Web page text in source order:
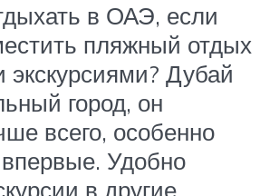
в ОАЭ, если
пляжный отдых
экскурсиями? Дубай
город, он
всего, особенно
Удобно
в другие